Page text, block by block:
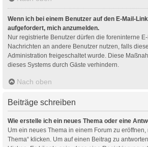
Wenn ich bei einem Benutzer auf den E-Mail-
aufgefordert, mich anzumelden.
Nur registrierte Benutzer dürfen die foreninterne
Nachrichten an andere Benutzer nutzen, falls
Administration freigeschaltet wurde. Diese
dieses Systems durch Gäste verhindern.
Nach oben
Beiträge schreiben
Wie erstelle ich ein neues Thema oder eine
Um ein neues Thema in einem Forum zu eröffnen,
Thema“ klicken. Um auf einen Beitrag zu